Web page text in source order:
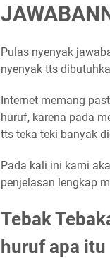
Pulas nyenyak
nyenyak tts
Internet memang
huruf, karena pada
tts teka teki banyak
Pada kali ini kami
penjelasan lengkap
Tebak
huruf apa itu